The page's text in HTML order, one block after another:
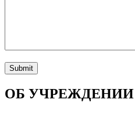
ОБ УЧРЕЖДЕНИИ